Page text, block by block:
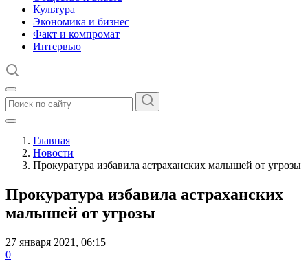
Культура
Экономика и бизнес
Факт и компромат
Интервью
Главная
Новости
Прокуратура избавила астраханских малышей от угрозы
Прокуратура избавила астраханских
малышей от угрозы
27 января 2021, 06:15
0